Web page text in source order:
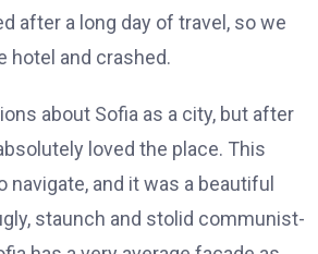
after a long day of travel, so we
hotel and crashed.
about Sofia as a city, but after
loved the place. This
navigate, and it was a beautiful
staunch and stolid communist-